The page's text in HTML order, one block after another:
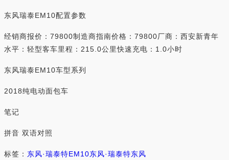
东风瑞泰EM10配置参数
经销商报价：79800制造商指南价格：79800厂商：西安新青年
水平：轻型客车里程：215.0公里快速充电：1.0小时
东风瑞泰EM10车型系列
2018纯电动面包车
笔记
拼音 双语对照
标签： 东风·瑞泰特EM10东风·瑞泰特东风